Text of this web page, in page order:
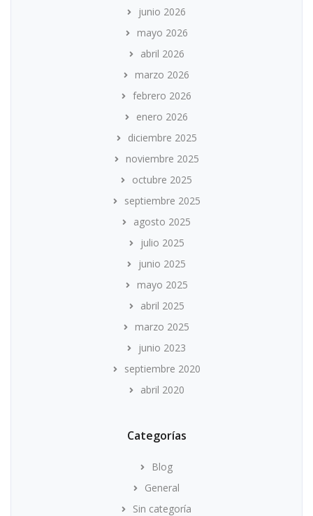
junio 2026
mayo 2026
abril 2026
marzo 2026
febrero 2026
enero 2026
diciembre 2025
noviembre 2025
octubre 2025
septiembre 2025
agosto 2025
julio 2025
junio 2025
mayo 2025
abril 2025
marzo 2025
junio 2023
septiembre 2020
abril 2020
Categorías
Blog
General
Sin categoría